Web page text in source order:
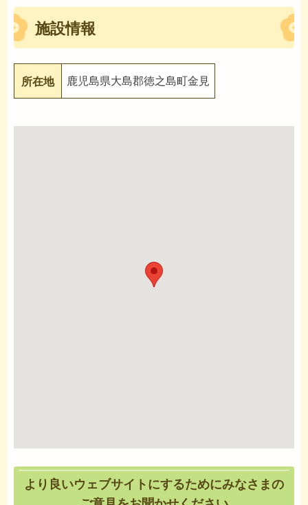
施設情報
所在地 鹿児島県大島郡徳之島町金見
より良いウェブサイトにするためにみなさまの